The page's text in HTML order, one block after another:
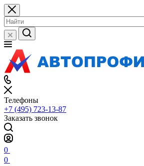
Телефоны
+7 (495) 723-13-87
Заказать звонок
0
0